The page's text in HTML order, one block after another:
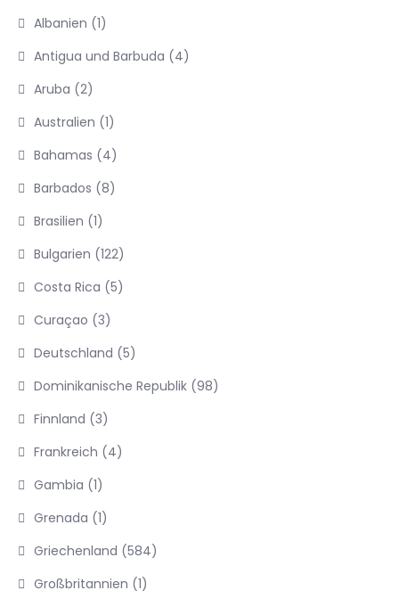
Albanien (1)
Antigua und Barbuda (4)
Aruba (2)
Australien (1)
Bahamas (4)
Barbados (8)
Brasilien (1)
Bulgarien (122)
Costa Rica (5)
Curaçao (3)
Deutschland (5)
Dominikanische Republik (98)
Finnland (3)
Frankreich (4)
Gambia (1)
Grenada (1)
Griechenland (584)
Großbritannien (1)